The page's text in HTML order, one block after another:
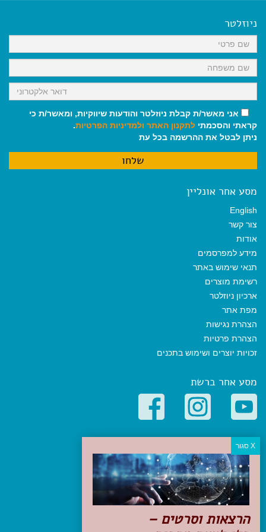
k
p
m
ניוזלטר
אני מאשר/ת קבלת ניוזלטר והודעות שיווקיות, ומאשר/ת כי
קראתי והסכמתי לתקנון האתר ולמדיניות הפרטיות.
ניתן לבטל את ההרשמה בכל עת
מסע אחר אונליין
English
צור קשר
אודות
מידע למפרסמים
תנאי שימוש באתר
רשימת מוצרים
ארכיון ניוזלטר
מפת אתר
הצהרת נגישות
הצהרת פרטיות
זכויות יוצרים ושימוש בתכנים
מסע אחר ברשת
קטגוריות פופולריות
יעדים
טיולים בישראל
מלונות בוטיק בישראל
טיפים והמלצות
הכנות לנסיעה
הרצאות וסרטים –